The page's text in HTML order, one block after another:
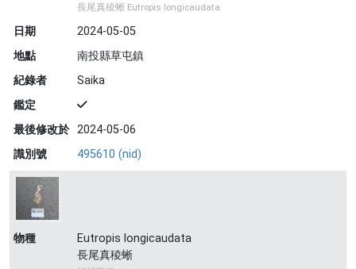
長尾真稜蜥 Eutropis longicaudata
日期
2024-05-05
地點
南投縣草屯鎮
紀錄者
Saika
鑑定
最後修改於 2024-05-06
識別號
495610 (nid)
物種
Eutropis longicaudata
長尾真稜蜥